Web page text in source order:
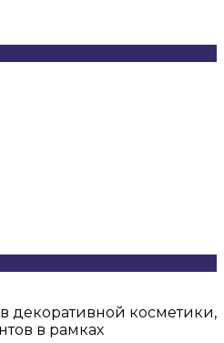
декоративной косметики,
в рамках